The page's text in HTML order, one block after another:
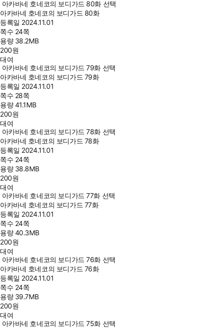
아카바네 호네코의 보디가드 80화 선택
아카바네 호네코의 보디가드 80화
등록일 2024.11.01
쪽수 24쪽
용량 38.2MB
200원
대여
아카바네 호네코의 보디가드 79화 선택
아카바네 호네코의 보디가드 79화
등록일 2024.11.01
쪽수 28쪽
용량41.1MB
200원
대여
아카바네 호네코의 보디가드 78화 선택
아카바네 호네코의 보디가드 78화
등록일 2024.11.01
쪽수 24쪽
용량 38.8MB
200원
대여
아카바네 호네코의 보디가드 77화 선택
아카바네 호네코의 보디가드 77화
등록일 2024.11.01
쪽수 24쪽
용량40.3MB
200원
대여
아카바네 호네코의 보디가드 76화 선택
아카바네 호네코의 보디가드 76화
등록일 2024.11.01
쪽수 24쪽
용량 39.7MB
200원
대여
아카바네 호네코의 보디가드 75화 선택